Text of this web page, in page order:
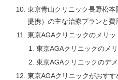
東京青山クリニック長野松本
提携）の主な治療プランと費
東京AGAクリニックのメリッ
東京AGAクリニックのメ
東京AGAクリニックのデ
東京AGAクリニックがおすす